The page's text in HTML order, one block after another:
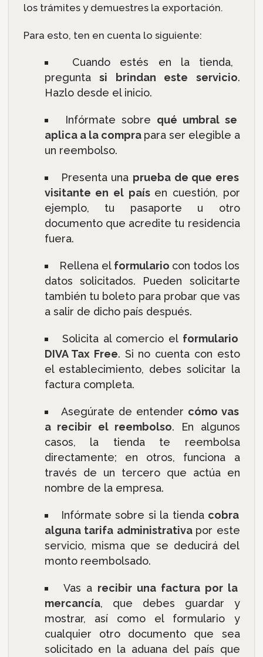
los trámites y demuestres la exportación.
Para esto, ten en cuenta lo siguiente:
Cuando estés en la tienda,
pregunta si brindan este servicio.
Hazlo desde el inicio.
Infórmate sobre qué umbral se
aplica a la compra para ser elegible a
un reembolso.
Presenta una prueba de que eres
visitante en el país en cuestión, por
ejemplo, tu pasaporte u otro
documento que acredite tu residencia
fuera.
Rellena el formulario con todos los
datos solicitados. Pueden solicitarte
también tu boleto para probar que vas
a salir de dicho país después.
Solicita al comercio el formulario
DIVA Tax Free. Si no cuenta con esto
el establecimiento, debes solicitar la
factura completa.
Asegúrate de entender cómo vas
a recibir el reembolso. En algunos
casos, la tienda te reembolsa
directamente; en otros, funciona a
través de un tercero que actúa en
nombre de la empresa.
Infórmate sobre si la tienda cobra
alguna tarifa administrativa por este
servicio, misma que se deducirá del
monto reembolsado.
Vas a recibir una factura por la
mercancía, que debes guardar y
mostrar, así como el formulario y
cualquier otro documento que sea
solicitado en la aduana del país que